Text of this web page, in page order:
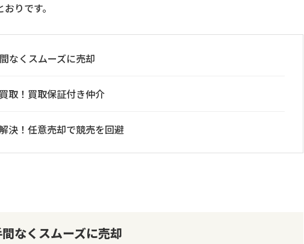
りです。
なくスムーズに売却
取！買取保証付き仲介
決！任意売却で競売を回避
なくスムーズに売却